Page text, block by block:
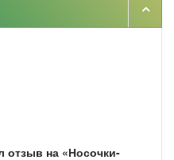
отзыв на «Носочки-